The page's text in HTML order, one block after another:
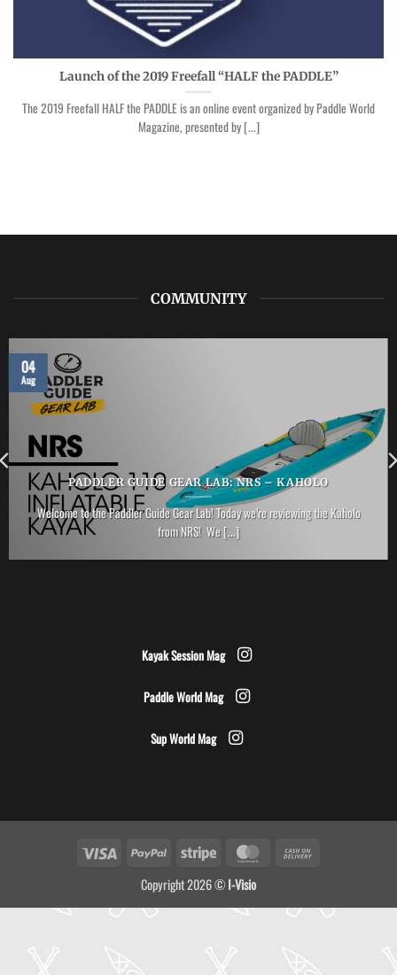
Launch of the 2019 Freefall “HALF the PADDLE”
The 2019 Freefall HALF the PADDLE is an online event organized by Paddle World
Magazine, presented by [...]
COMMUNITY
PADDLER GUIDE GEAR LAB: NRS – KAHOLO
Welcome to the Paddler Guide Gear Lab! Today we’re reviewing the Kaholo
from NRS! We [...]
04
Aug
Kayak Session Mag
Paddle World Mag
Sup World Mag
Visa PayPal Stripe MasterCard
Copyright 2026 ©I-Visio